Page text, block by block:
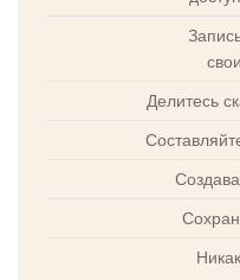
Делитесь